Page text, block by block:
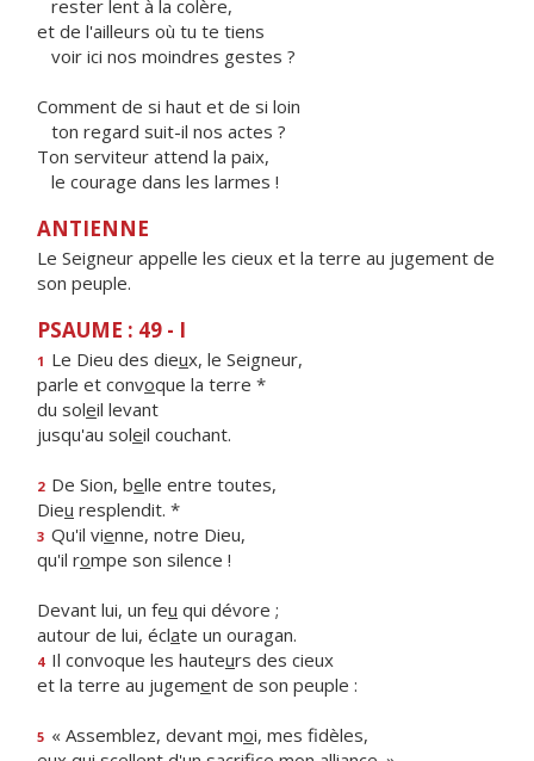
rester lent à la colère,
et de l'ailleurs où tu te tiens
voir ici nos moindres gestes ?
Comment de si haut et de si loin
ton regard suit-il nos actes ?
Ton serviteur attend la paix,
le courage dans les larmes !
ANTIENNE
Le Seigneur appelle les cieux et la terre au jugement de
son peuple.
PSAUME : 49 - I
1 Le Dieu des dieux, le Seigneur,
parle et convoque la terre *
du soleil levant
jusqu'au soleil couchant.
2 De Sion, belle entre toutes,
Dieu resplendit. *
3 Qu'il vienne, notre Dieu,
qu'il rompe son silence !
Devant lui, un feu qui dévore ;
autour de lui, éclate un ouragan.
4 Il convoque les hauteurs des cieux
et la terre au jugement de son peuple :
5 « Assemblez, devant moi, mes fidèles,